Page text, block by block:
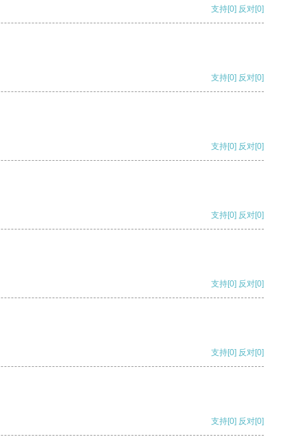
支持[0] 反对[0]
支持[0] 反对[0]
支持[0] 反对[0]
支持[0] 反对[0]
支持[0] 反对[0]
支持[0] 反对[0]
支持[0] 反对[0]